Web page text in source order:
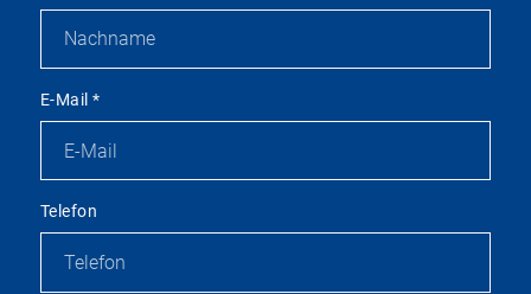
E-Mail*
Telefon